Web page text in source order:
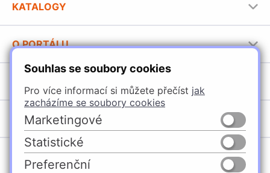
Souhlas se soubory cookies
Pro více informací si můžete přečíst jak
zacházíme se soubory cookies
Marketingové
Statistické
Preferenční
KATALOGY
Stavební katalog Häfele
Brožury Häfele
O PORTÁLU
Provozovatel portálu
Jak používat portál
Úchytky
Nábytkové kování
Vybavení kuchyní
Osvětlení a elektro
POBOČKY
Domašín
Vyškov